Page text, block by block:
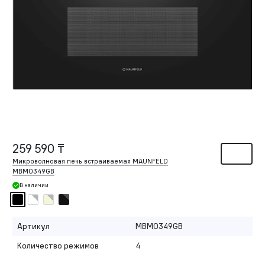
259 590 ₸
Микроволновая печь встраиваемая MAUNFELD
MBMO349GB
В наличии
Артикул
MBMO349GB
Количество режимов
4